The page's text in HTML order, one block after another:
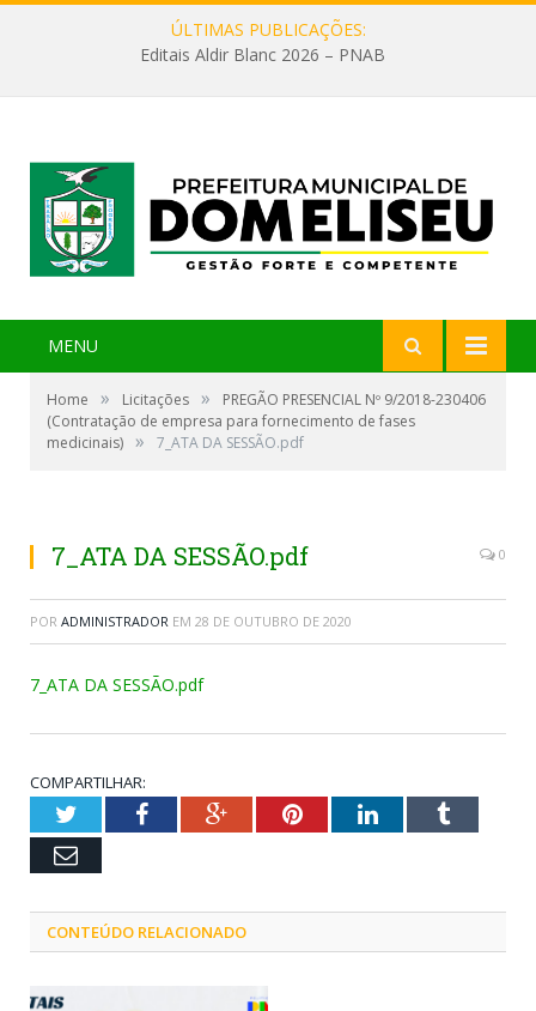
ÚLTIMAS PUBLICAÇÕES:
Editais Aldir Blanc 2026 – PNAB
MENU
Home » Licitações »
PREGÃO PRESENCIAL Nº 9/2018-230406
(Contratação de empresa para fornecimento de fases
medicinais) » 7_ATA DA SESSÃO.pdf
7_ATA DA SESSÃO.pdf 0
POR ADMINISTRADOR EM 28 DE OUTUBRO DE 2020
7_ATA DA SESSÃO.pdf
COMPARTILHAR:
TwitterFacebookGoogle+PinterestLinkedInTumblr
Email
CONTEÚDO RELACIONADO